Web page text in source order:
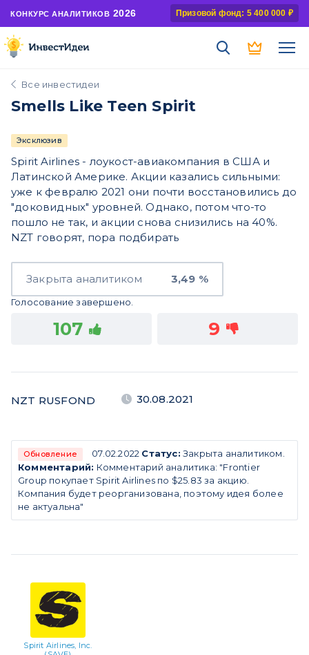
КОНКУРС АНАЛИТИКОВ 2026 Призовой фонд: 5 400 000 ₽
Все инвестидеи
Smells Like Teen Spirit
Эксклюзив
Spirit Airlines - лоукост-авиакомпания в США и
Латинской Америке. Акции казались сильными:
уже к февралю 2021 они почти восстановились до
"доковидных" уровней. Однако, потом что-то
пошло не так, и акции снова снизились на 40%.
NZT говорят, пора подбирать
Закрыта аналитиком 3,49 %
Голосование завершено.
107 9
NZT RUSFOND 30.08.2021
Обновление 07.02.2022 Статус: Закрыта аналитиком.
Комментарий: Комментарий аналитика: "Frontier
Group покупает Spirit Airlines по $25.83 за акцию.
Компания будет реорганизована, поэтому идея более
не актуальна"
Spirit Airlines, Inc.